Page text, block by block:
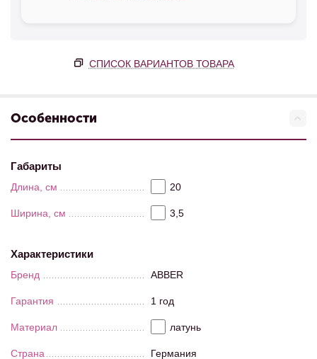
СПИСОК ВАРИАНТОВ ТОВАРА
Особенности
Габариты
Длина, см 20
Ширина, см 3,5
Характеристики
Бренд ABBER
Гарантия 1 год
Материал латунь
Страна Германия